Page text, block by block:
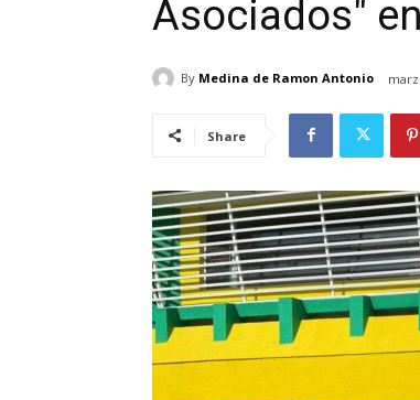
Asociados"
By Medina de Ramon Antonio
Share